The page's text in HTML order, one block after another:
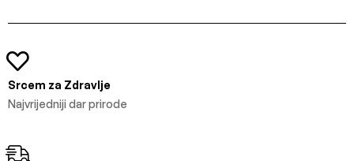
Srcem za Zdravlje
Najvrijedniji dar prirode